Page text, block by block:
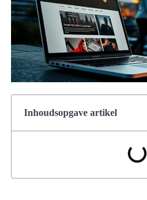
Inhoudsopgave artikel